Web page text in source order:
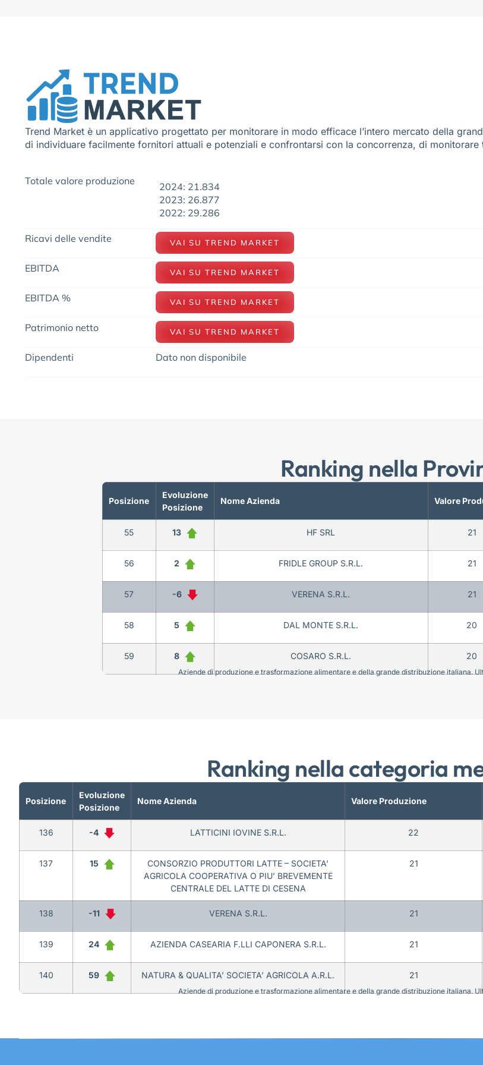
Trend Market è un applicativo progettato per monitorare in modo efficace l’intero mercato della
di individuare facilmente fornitori attuali e potenziali e confrontarsi con la concorrenza, di
Totale valore produzione
2024: 21.834
2023: 26.877
2022: 29.286
Ricavi delle vendite VAI SU TREND MARKET
EBITDA VAI SU TREND MARKET
EBITDA % VAI SU TREND MARKET
Patrimonio netto VAI SU TREND MARKET
Dipendenti Dato non disponibile
Ranking nella
Posizione
Evoluzione
Posizione
Nome Azienda Valore
55 13 HF SRL 21
56 2 FRIDLE GROUP S.R.L. 21
57 -6 VERENA S.R.L. 21
58 5 DAL MONTE S.R.L. 20
59 8 COSARO S.R.L. 20
Aziende di produzione e trasformazione alimentare e della grande distribuzione italiana.
Ranking nella categoria
Posizione
Evoluzione
Posizione
Nome Azienda Valore Produzione
136 -4 LATTICINI IOVINE S.R.L. 22
137 15
CONSORZIO PRODUTTORI LATTE – SOCIETA’
AGRICOLA COOPERATIVA O PIU’ BREVEMENTE
CENTRALE DEL LATTE DI CESENA
21
138 -11 VERENA S.R.L. 21
139 24 AZIENDA CASEARIA F.LLI CAPONERA S.R.L. 21
140 59 NATURA & QUALITA’ SOCIETA’ AGRICOLA A.R.L. 21
Aziende di produzione e trasformazione alimentare e della grande distribuzione italiana.